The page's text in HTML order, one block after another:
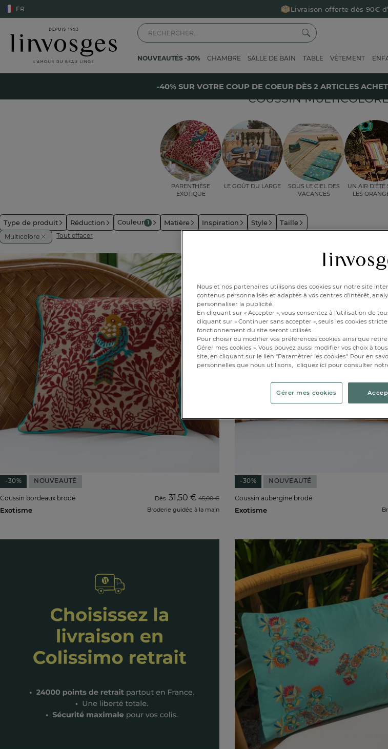
Livraison offerte dès 90€
Retour offert avec
Payez en 3x ou 4x sans frais
Le parrainage Linvosges : offrez 15€,
-40% sur votre coup de coeur dès 2 articles
FR
NOUVEAUTÉS -30% CHAMBRE SALLE DE BAIN TABLE VÊTEMENT
-40% SUR VOTRE COUP DE COEUR DÈS 2 ARTICLES
COUSSIN
Parenthèse
exotique
Le goût du large Sous le ciel des
vacances
Un air d’été
les
Type de produit Réduction Couleur 1 Matière Inspiration Style Taille
Multicolore Tout effacer
-30% NOUVEAUTÉ
Coussin bordeaux brodé
Exotisme
Dès 31,50 € 45,00 €
Broderie guidée à la main
-30% NOUVEAUTÉ
Coussin aubergine brodé
Exotisme
Nous et nos partenaires utilisons des cookies sur notre site
contenus personnalisés et adaptés à vos centres d’intérêt,
personnaliser la publicité.
En cliquant sur « Accepter », vous consentez à l'utilisation de
cliquant sur « Continuer sans accepter », seuls les cookies
fonctionnement du site seront utilisés.
Pour choisir ou modifier vos préférences cookies ainsi que
Gérer mes cookies ». Vous pouvez aussi modifier vos choix à
site, en cliquant sur le lien "Paramétrer les cookies". Pour en
personnelles que nous utilisons, cliquez ici pour consulter
Gérer mes cookies